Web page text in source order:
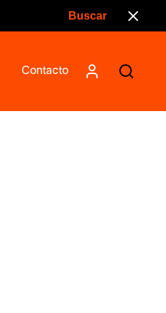
Contacto